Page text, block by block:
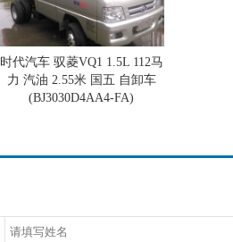
时代汽车 驭菱VQ1 1.5L 112马
力 汽油 2.55米 国五 自卸车
(BJ3030D4AA4-FA)